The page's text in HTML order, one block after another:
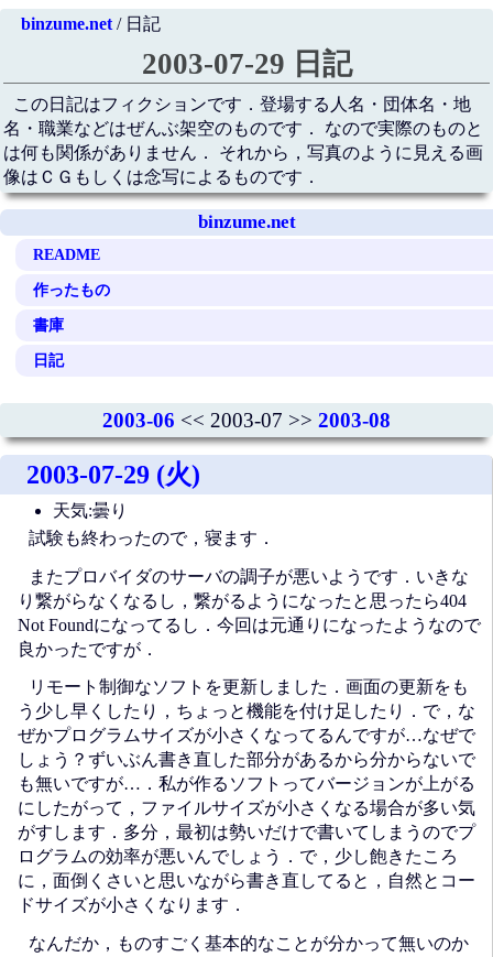
binzume.net/ 日記
2003-07-29 日記
この日記はフィクションです．登場する人名・団体名・地
名・職業などはぜんぶ架空のものです． なので実際のものと
は何も関係がありません． それから，写真のように見える画
像はＣＧもしくは念写によるものです．
binzume.net
README
作ったもの
書庫
日記
2003-06 << 2003-07 >> 2003-08
2003-07-29 (火)
天気:曇り
試験も終わったので，寝ます．
またプロバイダのサーバの調子が悪いようです．いきな
り繋がらなくなるし，繋がるようになったと思ったら404
Not Foundになってるし．今回は元通りになったようなので
良かったですが．
リモート制御なソフトを更新しました．画面の更新をも
う少し早くしたり，ちょっと機能を付け足したり．で，な
ぜかプログラムサイズが小さくなってるんですが…なぜで
しょう？ずいぶん書き直した部分があるから分からないで
も無いですが…．私が作るソフトってバージョンが上がる
にしたがって，ファイルサイズが小さくなる場合が多い気
がすします．多分，最初は勢いだけで書いてしまうのでプ
ログラムの効率が悪いんでしょう．で，少し飽きたころ
に，面倒くさいと思いながら書き直してると，自然とコー
ドサイズが小さくなります．
なんだか，ものすごく基本的なことが分かって無いのか